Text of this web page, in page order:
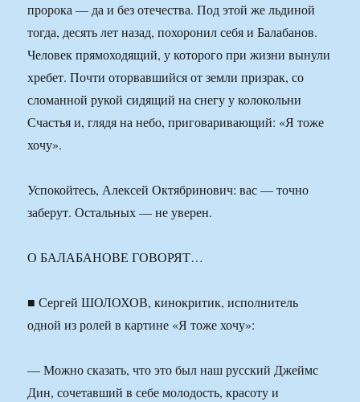
пророка — да и без отечества. Под этой же льдиной
тогда, десять лет назад, похоронил себя и Балабанов.
Человек прямоходящий, у которого при жизни вынули
хребет. Почти оторвавшийся от земли призрак, со
сломанной рукой сидящий на снегу у колокольни
Счастья и, глядя на небо, приговаривающий: «Я тоже
хочу».
Успокойтесь, Алексей Октябринович: вас — точно
заберут. Остальных — не уверен.
О БАЛАБАНОВЕ ГОВОРЯТ…
■ Сергей ШОЛОХОВ, кинокритик, исполнитель
одной из ролей в картине «Я тоже хочу»:
— Можно сказать, что это был наш русский Джеймс
Дин, сочетавший в себе молодость, красоту и